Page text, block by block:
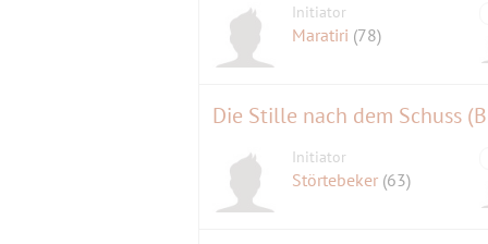
Initiator
Maratiri (78)
Die Stille nach dem Schuss
Initiator
Störtebeker (63)